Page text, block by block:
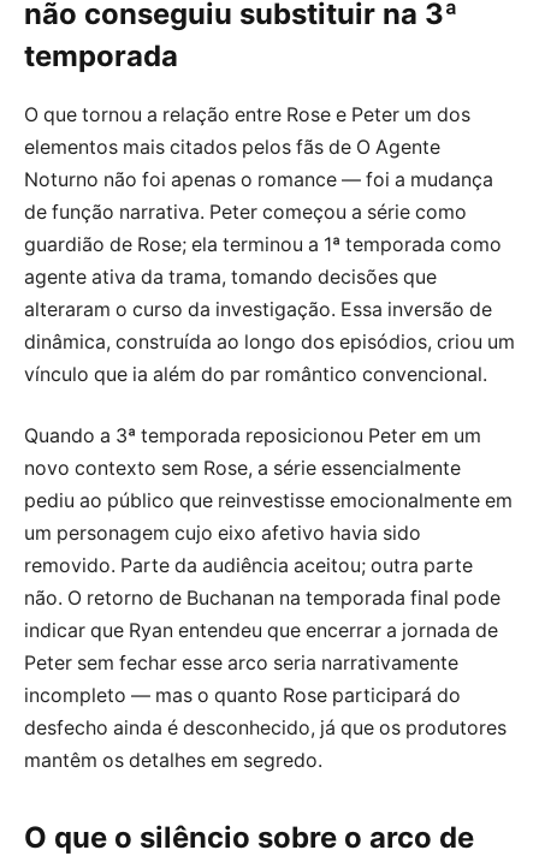
não conseguiu substituir na 3ª
temporada
O que tornou a relação entre Rose e Peter um dos
elementos mais citados pelos fãs de O Agente
Noturno não foi apenas o romance — foi a mudança
de função narrativa. Peter começou a série como
guardião de Rose; ela terminou a 1ª temporada como
agente ativa da trama, tomando decisões que
alteraram o curso da investigação. Essa inversão de
dinâmica, construída ao longo dos episódios, criou um
vínculo que ia além do par romântico convencional.
Quando a 3ª temporada reposicionou Peter em um
novo contexto sem Rose, a série essencialmente
pediu ao público que reinvestisse emocionalmente em
um personagem cujo eixo afetivo havia sido
removido. Parte da audiência aceitou; outra parte
não. O retorno de Buchanan na temporada final pode
indicar que Ryan entendeu que encerrar a jornada de
Peter sem fechar esse arco seria narrativamente
incompleto — mas o quanto Rose participará do
desfecho ainda é desconhecido, já que os produtores
mantêm os detalhes em segredo.
O que o silêncio sobre o arco de